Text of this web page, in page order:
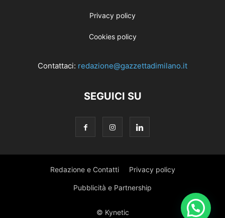
Privacy policy
Cookies policy
Contattaci: redazione@gazzettadimilano.it
SEGUICI SU
Redazione e Contatti Privacy policy
Pubblicità e Partnership
© Kynetic